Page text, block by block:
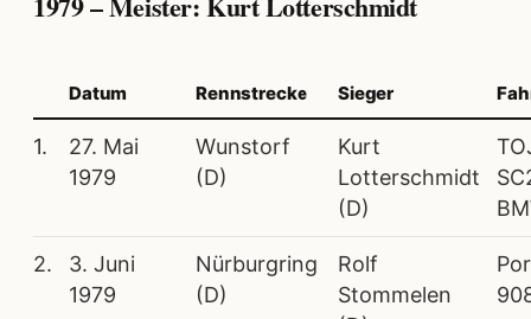
Datum Rennstrecke Sieger
1.
27. Mai
1979
Wunstorf
(D)
Kurt
Lotterschmidt
(D)
2.
3. Juni
1979
Nürburgring
(D)
Rolf
Stommelen